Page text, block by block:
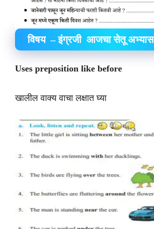
विषय – इंग्रजी आजचा सेतू अभ्यास
Uses preposition like before
खालील वाक्य वाचा लक्षात घ्या